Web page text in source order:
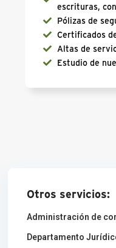
escrituras,
Pólizas de
Certificados
Altas de
Estudio de
Otros servicios:
Administración de
Departamento